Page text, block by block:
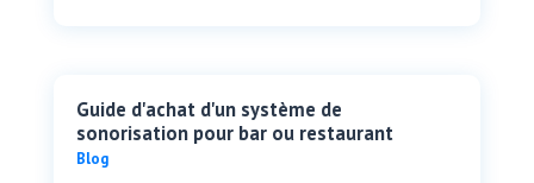
Guide d'achat d'un système de
sonorisation pour bar ou restaurant
Blog